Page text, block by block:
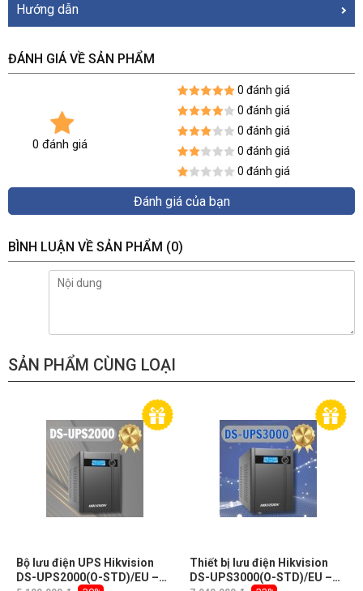
Hướng dẫn
ĐÁNH GIÁ VỀ SẢN PHẨM
0 đánh giá
0 đánh giá
0 đánh giá
0 đánh giá
0 đánh giá
0 đánh giá
Đánh giá của bạn
BÌNH LUẬN VỀ SẢN PHẨM (0)
SẢN PHẨM CÙNG LOẠI
Bộ lưu điện UPS Hikvision
DS-UPS2000(O-STD)/EU –
Thiết bị lưu điện Hikvision
DS-UPS3000(O-STD)/EU –